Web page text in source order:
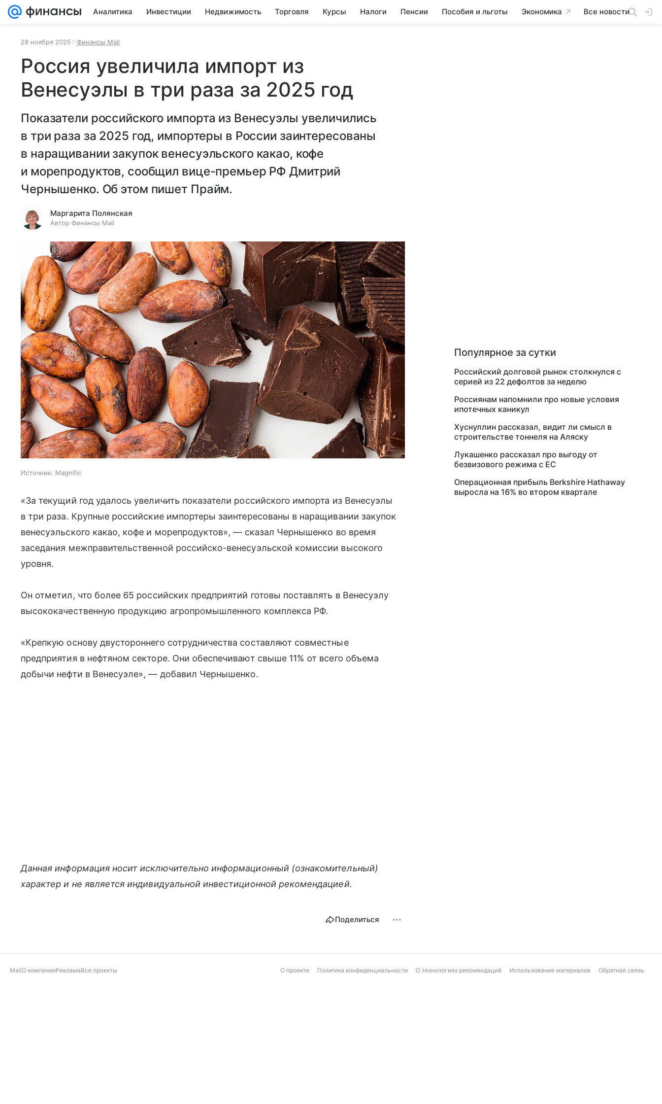
Аналитика Инвестиции Недвижимость Торговля Курсы Налоги Пенсии Пособия и льготы Экономика Все новости
28 ноября 2025 Финансы Mail
Россия увеличила импорт из
Венесуэлы в три раза за 2025 год
Показатели российского импорта из Венесуэлы увеличились
в три раза за 2025 год, импортеры в России заинтересованы
в наращивании закупок венесуэльского какао, кофе
и морепродуктов, сообщил вице-премьер РФ Дмитрий
Чернышенко. Об этом пишет Прайм.
Маргарита Полянская
Автор Финансы Mail
Источник: Magnific
«За текущий год удалось увеличить показатели российского импорта из Венесуэлы
в три раза. Крупные российские импортеры заинтересованы в наращивании закупок
венесуэльского какао, кофе и морепродуктов», — сказал Чернышенко во время
заседания межправительственной российско-венесуэльской комиссии высокого
уровня.
Он отметил, что более 65 российских предприятий готовы поставлять в Венесуэлу
высококачественную продукцию агропромышленного комплекса РФ.
«Крепкую основу двустороннего сотрудничества составляют совместные
предприятия в нефтяном секторе. Они обеспечивают свыше 11% от всего объема
добычи нефти в Венесуэле», — добавил Чернышенко.
Данная информация носит исключительно информационный (ознакомительный)
характер и не является индивидуальной инвестиционной рекомендацией.
Поделиться
Популярное за сутки
Российский долговой рынок столкнулся с
серией из 22 дефолтов за неделю
Россиянам напомнили про новые условия
ипотечных каникул
Хуснуллин рассказал, видит ли смысл в
строительстве тоннеля на Аляску
Лукашенко рассказал про выгоду от
безвизового режима с ЕС
Операционная прибыль Berkshire Hathaway
выросла на 16% во втором квартале
MailО компанииРекламаВсе проекты О проекте Политика конфиденциальности О технологиях рекомендаций Использование материалов Обратная связь